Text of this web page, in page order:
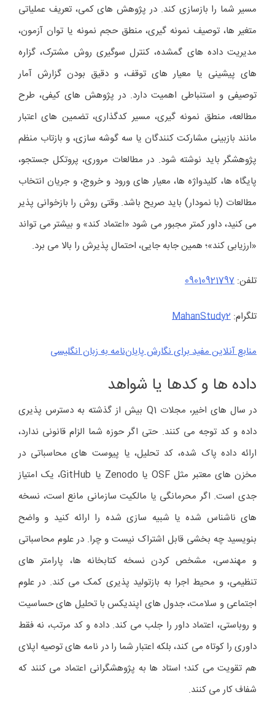
مسیر شما را بازسازی کند. در پژوهش های کمی، تعریف عملیاتی
متغیر ها، توصیف نمونه گیری، منطق حجم نمونه یا توان آزمون،
مدیریت داده های گمشده، کنترل سوگیری روش مشترک، گزاره
های پیشینی یا معیار های توقف، و دقیق بودن گزارش آمار
توصیفی و استنباطی اهمیت دارد. در پژوهش های کیفی، طرح
مطالعه، منطق نمونه گیری، مسیر کدگذاری، تضمین های اعتبار
مانند بازبینی مشارکت کنندگان یا سه گوشه سازی، و بازتاب منظم
پژوهشگر باید نوشته شود. در مطالعات مروری، پروتکل جستجو،
پایگاه ها، کلیدواژه ها، معیار های ورود و خروج، و جریان انتخاب
مطالعات (با نمودار) باید صریح باشد. وقتی روش را بازخوانی پذیر
می کنید، داور کمتر مجبور می شود «اعتماد کند» و بیشتر می تواند
«ارزیابی کند»؛ همین جابه جایی، احتمال پذیرش را بالا می برد.
تلفن: 09010921797
تلگرام: MahanStudy2
منابع آنلاین مفید برای نگارش پایان‌نامه به زبان انگلیسی
داده ها و کدها یا شواهد
در سال های اخیر، مجلات Q1 بیش از گذشته به دسترس پذیری
داده و کد توجه می کنند. حتی اگر حوزه شما الزام قانونی ندارد،
ارائه داده پاک شده، کد تحلیل، یا پیوست های محاسباتی در
مخزن های معتبر مثل OSF یا Zenodo یا GitHub، یک امتیاز
جدی است. اگر محرمانگی یا مالکیت سازمانی مانع است، نسخه
های ناشناس شده یا شبیه سازی شده را ارائه کنید و واضح
بنویسید چه بخشی قابل اشتراک نیست و چرا. در علوم محاسباتی
و مهندسی، مشخص کردن نسخه کتابخانه ها، پارامتر های
تنظیمی، و محیط اجرا به بازتولید پذیری کمک می کند. در علوم
اجتماعی و سلامت، جدول های اپندیکس با تحلیل های حساسیت
و روباستی، اعتماد داور را جلب می کند. داده و کد مرتب، نه فقط
داوری را کوتاه می کند، بلکه اعتبار شما را در نامه های توصیه اپلای
هم تقویت می کند؛ استاد ها به پژوهشگرانی اعتماد می کنند که
شفاف کار می کنند.